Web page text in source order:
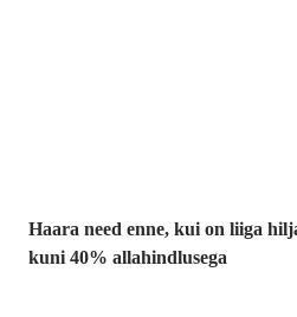
Haara need enne, kui on liiga
kuni 40% allahindlusega